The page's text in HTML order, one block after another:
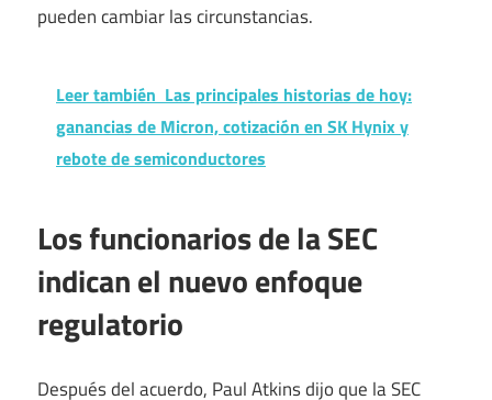
pueden cambiar las circunstancias.
Leer también Las principales historias de hoy:
ganancias de Micron, cotización en SK Hynix y
rebote de semiconductores
Los funcionarios de la SEC
indican el nuevo enfoque
regulatorio
Después del acuerdo, Paul Atkins dijo que la SEC